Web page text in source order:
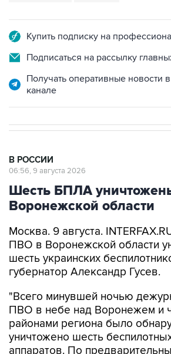
Купить подписку на
Подписаться на рассылку
Получать оперативные новости
канале
В РОССИИ
06:56, 9 августа 2026
Шесть БПЛА
Воронежской области
Москва. 9 августа.
ПВО в Воронежской области
шесть украинских
губернатор Александр Гусев.
"Всего минувшей ночью
ПВО в небе над Воронежем и
районами региона было
уничтожено шесть
аппаратов. По